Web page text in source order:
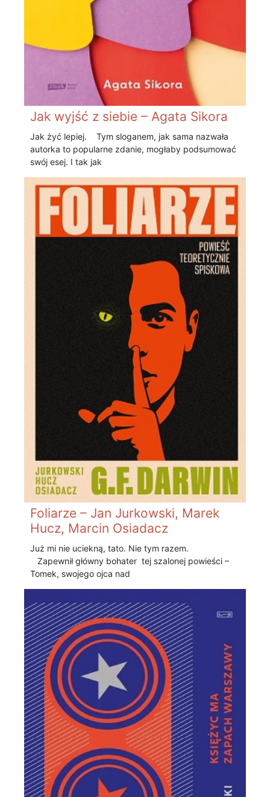
Jak wyjść z siebie – Agata Sikora
Jak żyć lepiej. Tym sloganem, jak sama nazwała
autorka to popularne zdanie, mogłaby podsumować
swój esej. I tak jak
Foliarze – Jan Jurkowski, Marek
Hucz, Marcin Osiadacz
Już mi nie uciekną, tato. Nie tym razem.
Zapewnił główny bohater tej szalonej powieści –
Tomek, swojego ojca nad